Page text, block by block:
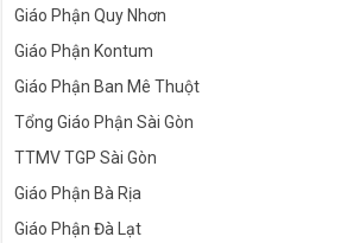
Giáo Phận Quy Nhơn
Giáo Phận Kontum
Giáo Phận Ban Mê Thuột
Tổng Giáo Phận Sài Gòn
TTMV TGP Sài Gòn
Giáo Phận Bà Rịa
Giáo Phận Đà Lạt